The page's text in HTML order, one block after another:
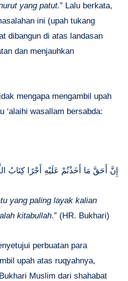
yang patut.” Lalu berkata,
ini (upah tukang
dibangun di atas landasan
dan menjauhkan
mengapa mengambil upah
‘alaihi wasallam bersabda:
إِنَّ أَحَقَّ مَا أَخَذْتُمْ عَلَيْهِ أَجْرًا كِتَابُ
yang paling layak kalian
kitabullah.” (HR. Bukhari)
perbuatan para
upah atas ruqyahnya,
Muslim dari shahabat